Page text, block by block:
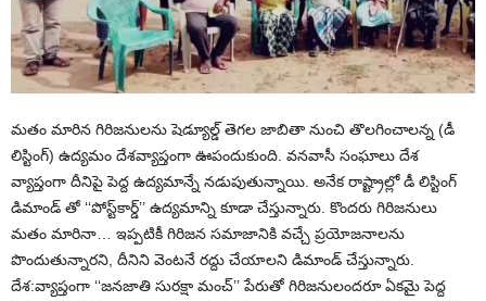
మతం మారిన గిరిజనులను షెడ్యూల్డ్‌ తెగల జాబితా నుంచి తొలగించాలన్న (డీ
లిస్టింగ్‌) ఉద్యమం దేశవ్యాప్తంగా ఊపందుకుంది. వనవాసీ సంఘాలు దేశ
వ్యాప్తంగా దీనిపై పెద్ద ఉద్యమాన్నే నడుపుతున్నాయి. అనేక రాష్ట్రాల్లో డీ లిస్టింగ్‌
డిమాండ్‌ తో ‘‘పోస్ట్‌కార్డ్‌’’ ఉద్యమాన్ని కూడా చేస్తున్నారు. కొందరు గిరిజనులు
మతం మారినా… ఇప్పటికీ గిరిజన సమాజానికి వచ్చే ప్రయోజనాలను
పొందుతున్నారని, దీనిని వెంటనే రద్దు చేయాలని డిమాండ్‌ చేస్తున్నారు.
దేశ:వ్యాప్తంగా ‘‘జనజాతి సురక్షా మంచ్‌’’ పేరుతో గిరిజనులందరూ ఏకమై పెద్ద